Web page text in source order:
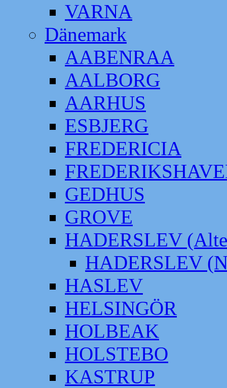
VARNA
Dänemark
AABENRAA
AALBORG
AARHUS
ESBJERG
FREDERICIA
GEDHUS
GROVE
HADERSLEV
HADERSLEV
HASLEV
HELSINGÖR
HOLBEAK
HOLSTEBO
KASTRUP